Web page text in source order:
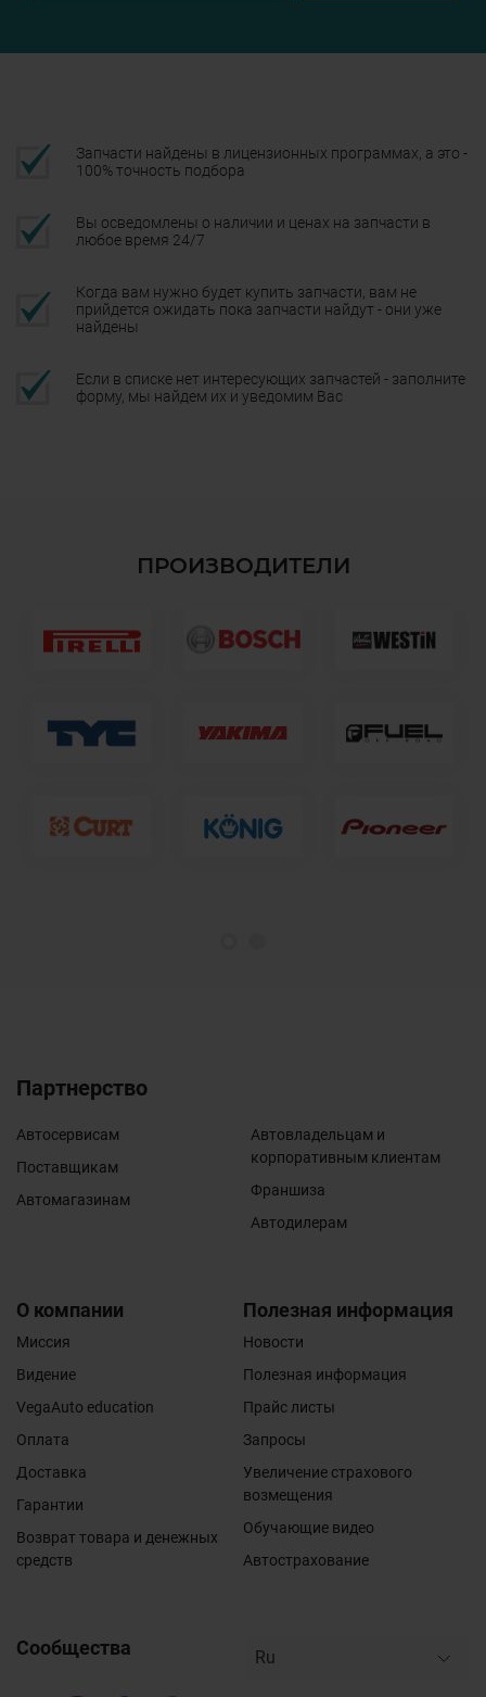
Запчасти найдены в лицензионных программах, а это -
100% точность подбора
Вы осведомлены о наличии и ценах на запчасти в
любое время 24/7
Когда вам нужно будет купить запчасти, вам не
прийдется ожидать пока запчасти найдут - они уже
найдены
Если в списке нет интересующих запчастей - заполните
форму, мы найдем их и уведомим Вас
ПРОИЗВОДИТЕЛИ
Партнерство
Автосервисам
Поставщикам
Автомагазинам
Автовладельцам и
корпоративным клиентам
Франшиза
Автодилерам
О компании
Миссия
Видение
VegaAuto education
Оплата
Доставка
Гарантии
Возврат товара и денежных
средств
Полезная информация
Новости
Полезная информация
Прайс листы
Запросы
Увеличение страхового
возмещения
Обучающие видео
Автострахование
Сообщества